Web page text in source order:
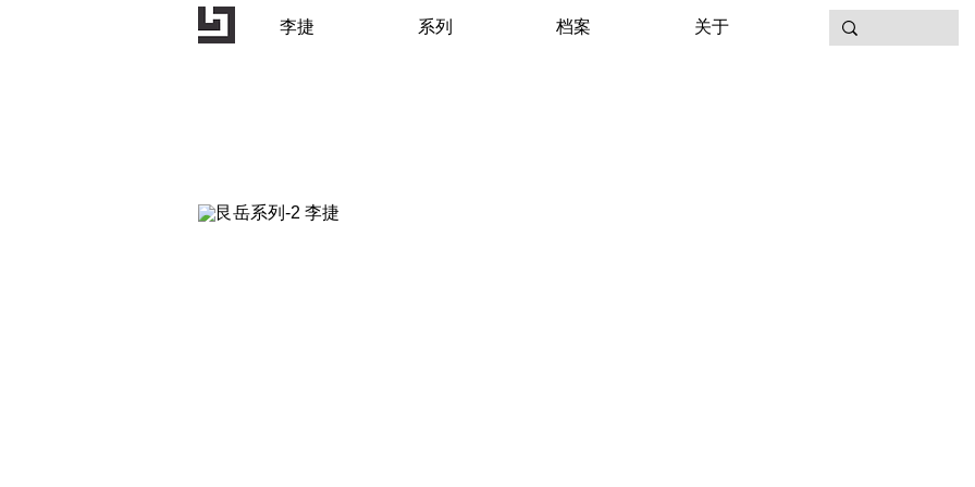
李捷 系列 档案 关于